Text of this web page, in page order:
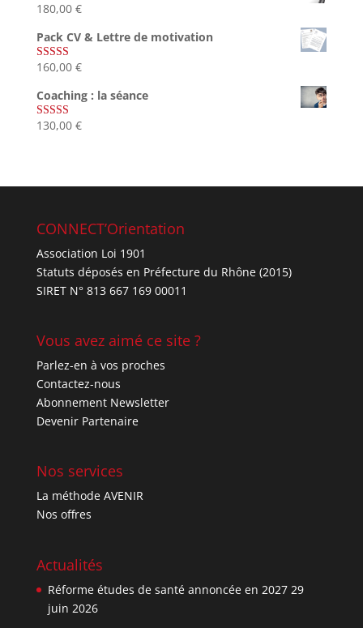
180,00 €
Pack CV & Lettre de motivation
Note5.00
160,00 €
Coaching : la séance
Note4.67
130,00 €
CONNECT’Orientation
Association Loi 1901
Statuts déposés en Préfecture du Rhône (2015)
SIRET N° 813 667 169 00011
Vous avez aimé ce site ?
Parlez-en à vos proches
Contactez-nous
Abonnement Newsletter
Devenir Partenaire
Nos services
La méthode AVENIR
Nos offres
Actualités
Réforme études de santé annoncée en 2027 29
juin 2026